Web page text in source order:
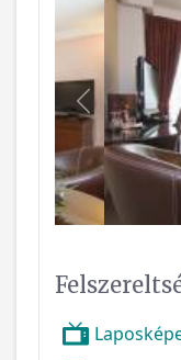
Vissza